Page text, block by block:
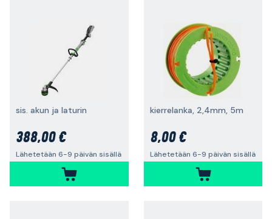
sis. akun ja laturin
388,00 €
Lähetetään 6-9 päivän sisällä
kierrelanka, 2,4mm, 5m
8,00 €
Lähetetään 6-9 päivän sisällä